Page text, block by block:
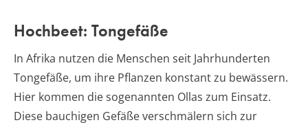
Hochbeet: Tongefäße
In Afrika nutzen die Menschen seit Jahrhunderten
Tongefäße, um ihre Pflanzen konstant zu bewässern.
Hier kommen die sogenannten Ollas zum Einsatz.
Diese bauchigen Gefäße verschmälern sich zur